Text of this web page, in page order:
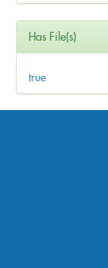
Has File(s)
true